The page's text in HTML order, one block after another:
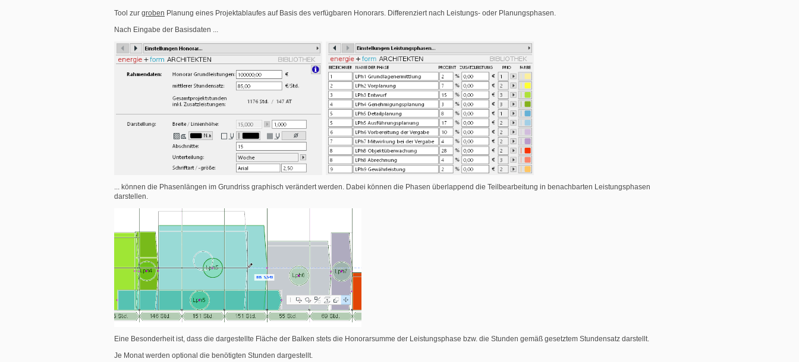
Tool zur groben Planung eines Projektablaufes auf Basis des verfügbaren Honorars. Differenziert nach Leistungs- oder Planungsphasen.
Nach Eingabe der Basisdaten ...
... können die Phasenlängen im Grundriss graphisch verändert werden. Dabei können die Phasen überlappend die Teilbearbeitung in benachbarten Leistungsphasen
darstellen.
Eine Besonderheit ist, dass die dargestellte Fläche der Balken stets die Honorarsumme der Leistungsphase bzw. die Stunden gemäß gesetztem Stundensatz darstellt.
Je Monat werden optional die benötigten Stunden dargestellt.